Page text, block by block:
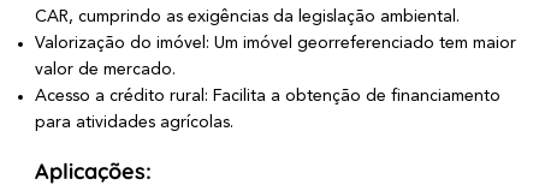
CAR, cumprindo as exigências da legislação ambiental.
Valorização do imóvel: Um imóvel georreferenciado tem maior
valor de mercado.
Acesso a crédito rural: Facilita a obtenção de financiamento
para atividades agrícolas.
Aplicações: